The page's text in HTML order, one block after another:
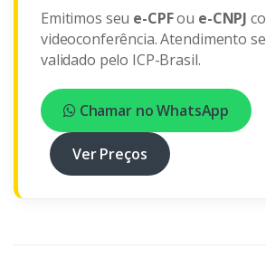
Emitimos seu e-CPFou e-CNPJ
videoconferência. Atendimento
validado pelo ICP-Brasil.
Chamar no WhatsApp
Ver Preços